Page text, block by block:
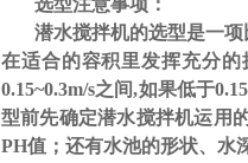
选型注意事项：
潜水搅拌机的选型是一
在适合的容积里发挥充分
0.15~0.3m/s之间,如果低于
型前先确定潜水搅拌机运用
PH值；还有水池的形状、水